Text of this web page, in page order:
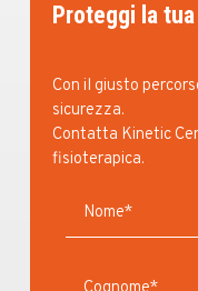
Proteggi la
Con il giusto
sicurezza.
Contatta Kinetic
fisioterapica.